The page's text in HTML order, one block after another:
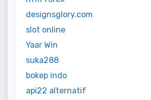
designsglory.com
slot online
Yaar Win
suka288
bokep indo
api22 alternatif